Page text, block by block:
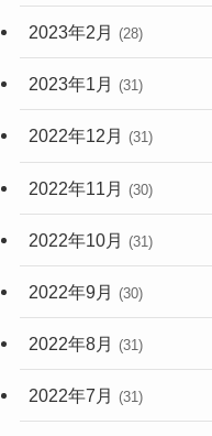
2023年2月 (28)
2023年1月 (31)
2022年12月 (31)
2022年11月 (30)
2022年10月 (31)
2022年9月 (30)
2022年8月 (31)
2022年7月 (31)